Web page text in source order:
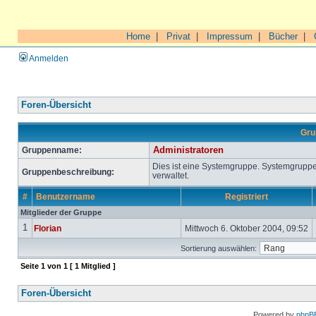
Home Privat Impressum Bücher|
Anmelden
Foren-Übersicht
Gruppenname:
Administratoren
Gruppenbeschreibung:
Dies ist eine Systemgruppe.
verwaltet.
# Benutzername Registriert
Mitglieder der Gruppe
1 Florian Mittwoch 6. Oktober 2004, 09:52
Sortierung auswählen:
Seite 1 von 1 [ 1 Mitglied ]
Foren-Übersicht